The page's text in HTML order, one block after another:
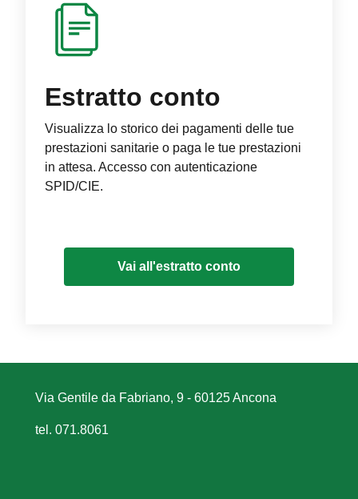
Estratto conto
Visualizza lo storico dei pagamenti delle tue
prestazioni sanitarie o paga le tue prestazioni
in attesa. Accesso con autenticazione
SPID/CIE.
Vai all'estratto conto
Via Gentile da Fabriano, 9 - 60125 Ancona
tel. 071.8061